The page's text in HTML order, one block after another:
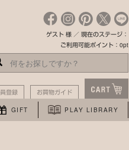
ゲスト 様 ／ 現在のステージ：
ご利用可能ポイント：0pt
登録 お買物ガイド
GIFT PLAY LIBRARY